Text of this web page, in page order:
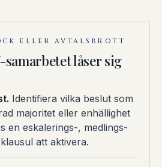
ELLER AVTALSBROTT
samarbetet låser sig
Identifiera vilka beslut som
majoritet eller enhällighet
en eskalerings-, medlings-
att aktivera.